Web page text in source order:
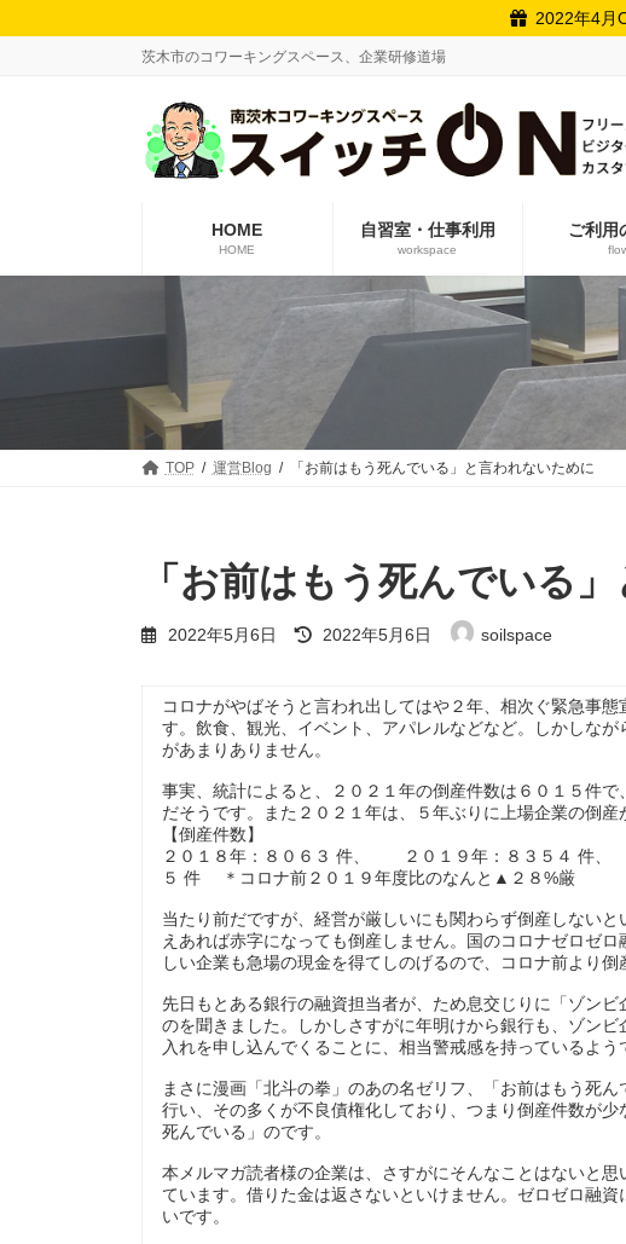
ン
ビ
2022年4月
茨木市のコワーキングスペース、企業研修道場
HOME
HOME
自習室・仕事利用
workspace
ご利用
TOP 運営Blog 「お前はもう死んでいる」と言われないために
「お前はもう死んでいる
2022年5月6日
最
終
日
時
2022年5月6日 soilspace
コロナがやばそうと言われ出してはや２年、相次ぐ緊急事
す。飲食、観光、イベント、アパレルなどなど。しかしな
があまりありません。
事実、統計によると、２０２１年の倒産件数は６０１５件
だそうです。また２０２１年は、５年ぶりに上場企業の倒産
【倒産件数】
２０１８年：８０６３ 件、 ２０１９年：８３５４ 件、
５ 件 ＊コロナ前２０１９年度比のなんと▲２８%厳
当たり前だですが、経営が厳しいにも関わらず倒産しない
えあれば赤字になっても倒産しません。国のコロナゼロゼ
しい企業も急場の現金を得てしのげるので、コロナ前より
先日もとある銀行の融資担当者が、ため息交じりに「ゾン
のを聞きました。しかしさすがに年明けから銀行も、ゾン
入れを申し込んでくることに、相当警戒感を持っているよう
まさに漫画「北斗の拳」のあの名ゼリフ、「お前はもう死
行い、その多くが不良債権化しており、つまり倒産件数が
死んでいる」のです。
本メルマガ読者様の企業は、さすがにそんなことはないと
ています。借りた金は返さないといけません。ゼロゼロ融
いです。